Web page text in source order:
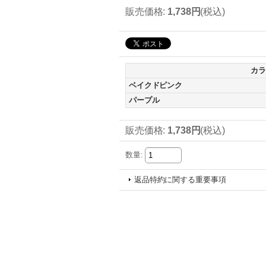
販売価格: 1,738円(税込)
カ
ベイクドピンク
パープル
販売価格: 1,738円(税込)
数量:
返品特約に関する重要事項